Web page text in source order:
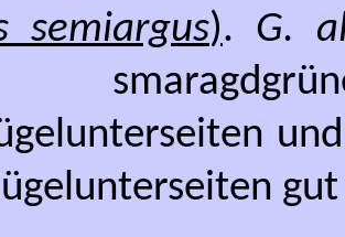
semiargus). G.